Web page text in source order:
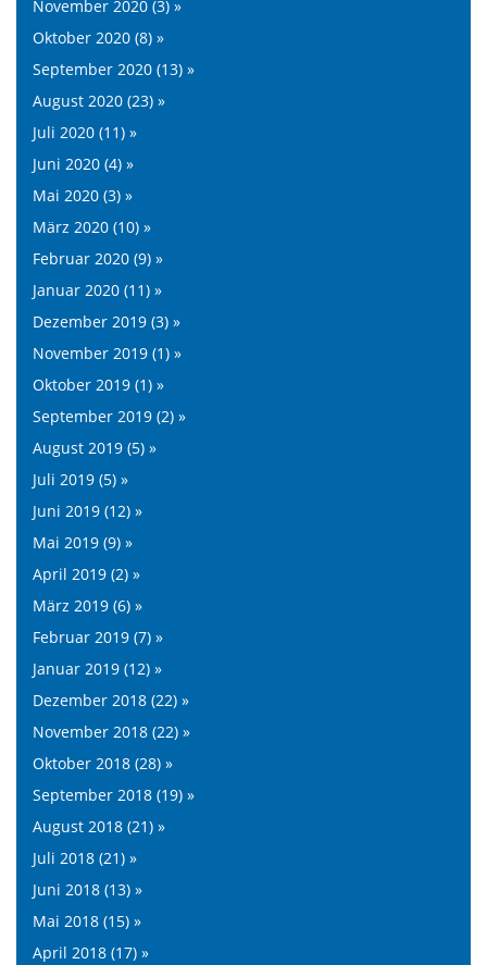
November 2020 (3) »
Oktober 2020 (8) »
September 2020 (13) »
August 2020 (23) »
Juli 2020 (11) »
Juni 2020 (4) »
Mai 2020 (3) »
März 2020 (10) »
Februar 2020 (9) »
Januar 2020 (11) »
Dezember 2019 (3) »
November 2019 (1) »
Oktober 2019 (1) »
September 2019 (2) »
August 2019 (5) »
Juli 2019 (5) »
Juni 2019 (12) »
Mai 2019 (9) »
April 2019 (2) »
März 2019 (6) »
Februar 2019 (7) »
Januar 2019 (12) »
Dezember 2018 (22) »
November 2018 (22) »
Oktober 2018 (28) »
September 2018 (19) »
August 2018 (21) »
Juli 2018 (21) »
Juni 2018 (13) »
Mai 2018 (15) »
April 2018 (17) »